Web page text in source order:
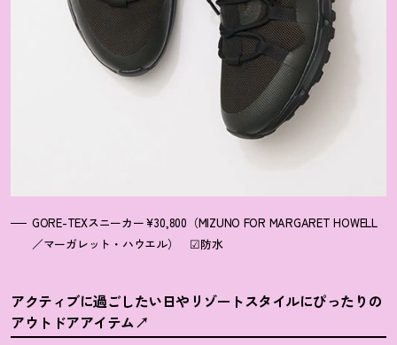
GORE-TEXスニーカー¥30,800（MIZUNO FOR MARGARET HOWELL
／マーガレット・ハウエル） ☑防水
アクティブに過ごしたい日やリゾートスタイルにぴったりの
アウトドアアイテム